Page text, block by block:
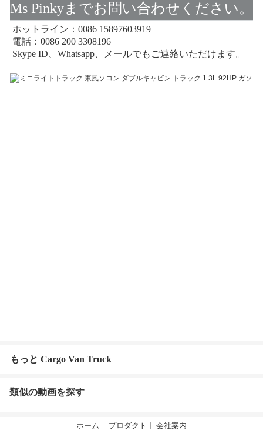
Ms Pinkyまでお問い合わせください。
ホットライン：0086 15897603919
電話：0086 200 3308196
Skype ID、Whatsapp、メールでもご連絡いただけます。
もっと Cargo Van Truck
類似の動画を探す
ホーム プロダクト 会社案内